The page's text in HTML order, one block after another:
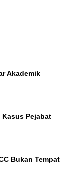
Akademik
Kasus Pejabat
Bukan Tempat